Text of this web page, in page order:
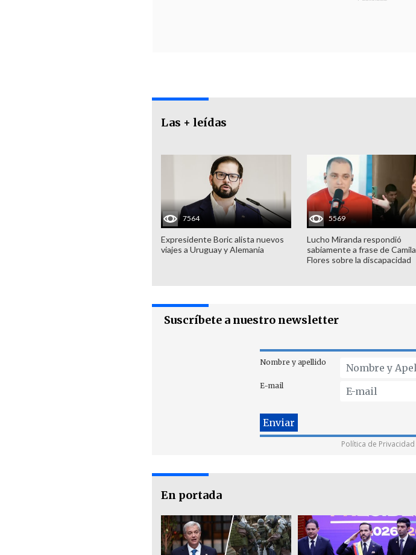
Las + leídas
7564
Expresidente Boric alista nuevos
viajes a Uruguay y Alemania
5569
Lucho Miranda respondió
sabiamente a frase de Camila
Flores sobre la discapacidad
Suscríbete a nuestro newsletter
Nombre y apellido
E-mail
Política de Privacidad
En portada